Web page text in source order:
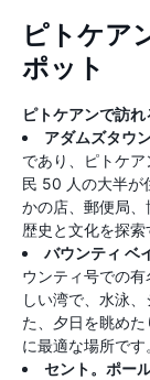
ピトケア
ポット
ピトケアンで訪
アダムズタウ
であり、ピトケ
民 50 人の大半が
かの店、郵便局
歴史と文化を探索
バウンティ ベ
ウンティ号での
しい湾で、水泳
た、夕日を眺め
に最適な場所です
セント。ポー